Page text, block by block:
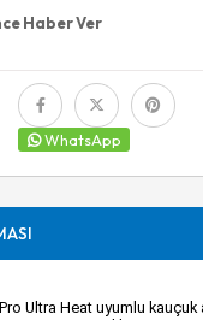
Haber Ver
WhatsApp
Ultra Heat uyumlu kauçuk